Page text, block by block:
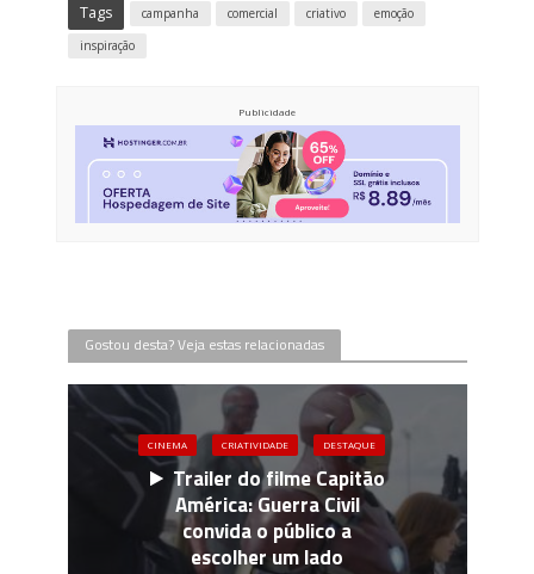
Tags campanha comercial criativo
emoção
inspiração
Publicidade
Gostou desta? Veja estas relacionadas
CINEMA CRIATIVIDADE DESTAQUE
Trailer do filme Capitão
América: Guerra Civil
convida o público a
escolher um lado